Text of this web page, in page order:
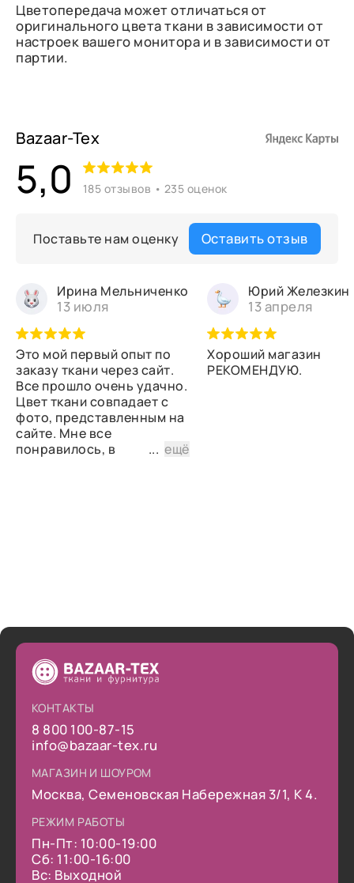
Цветопередача может отличаться от
оригинального цвета ткани в зависимости от
настроек вашего монитора и в зависимости от
партии.
Bazaar-Tex
5,0 185 отзывов • 235 оценок
Поставьте нам оценку Оставить отзыв
Ирина Мельниченко
13 июля
Это мой первый опыт по
заказу ткани через сайт.
Все прошло очень удачно.
Цвет ткани совпадает с
фото, представленным на
сайте. Мне все
понравилось, в
...ещё
Юрий Железкин
13 апреля
Хороший магазин
РЕКОМЕНДУЮ.
КОНТАКТЫ
8 800 100-87-15
info@bazaar-tex.ru
МАГАЗИН И ШОУРОМ
Москва, Семеновская Набережная 3/1, К 4.
РЕЖИМ РАБОТЫ
Пн-Пт: 10:00-19:00
Сб: 11:00-16:00
Вс: Выходной